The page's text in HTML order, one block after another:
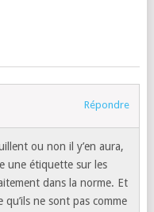
Répondre
ou non il y’en aura,
une étiquette sur les
dans la norme. Et
ne sont pas comme